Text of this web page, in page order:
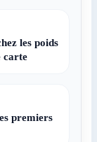
les poids
carte
premiers